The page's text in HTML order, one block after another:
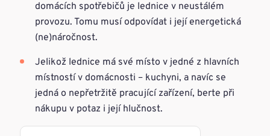
domácích spotřebičů je lednice v neustálém
provozu. Tomu musí odpovídat i její energetická
(ne)náročnost.
Jelikož lednice má své místo v jedné z hlavních
místností v domácnosti – kuchyni, a navíc se
jedná o nepřetržitě pracující zařízení, berte při
nákupu v potaz i její hlučnost.